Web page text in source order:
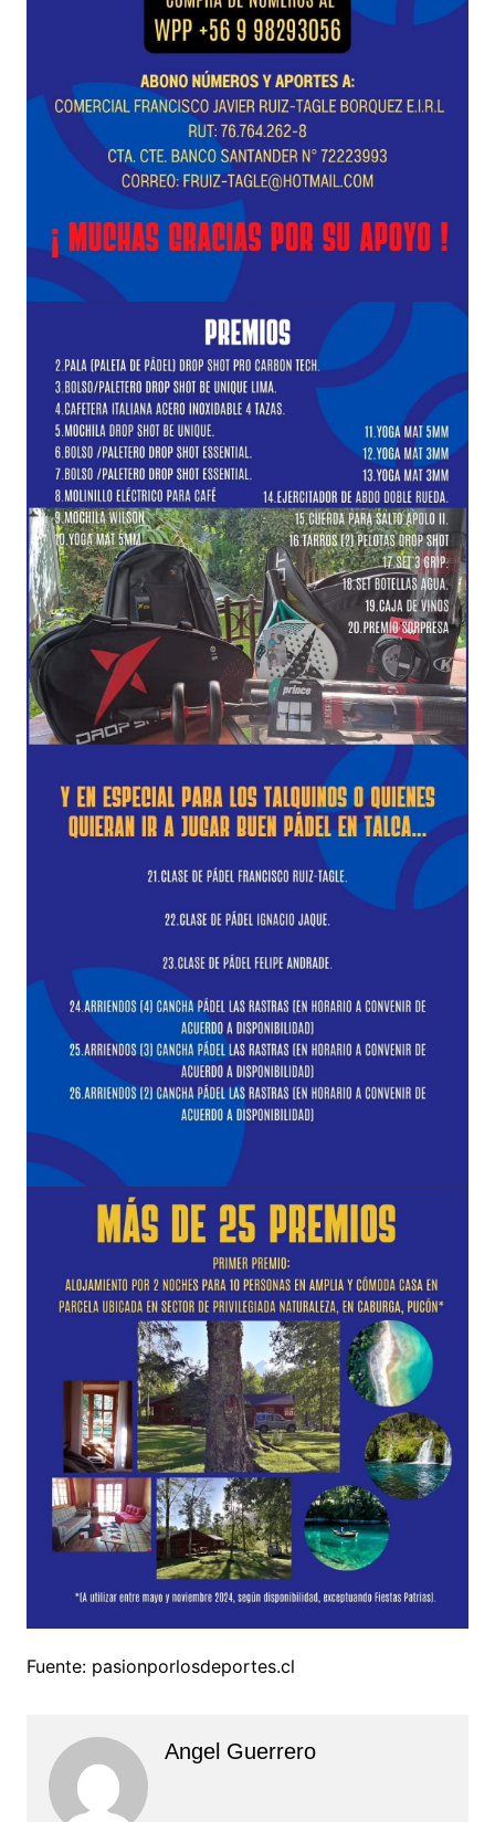
Fuente: pasionporlosdeportes.cl
Angel Guerrero